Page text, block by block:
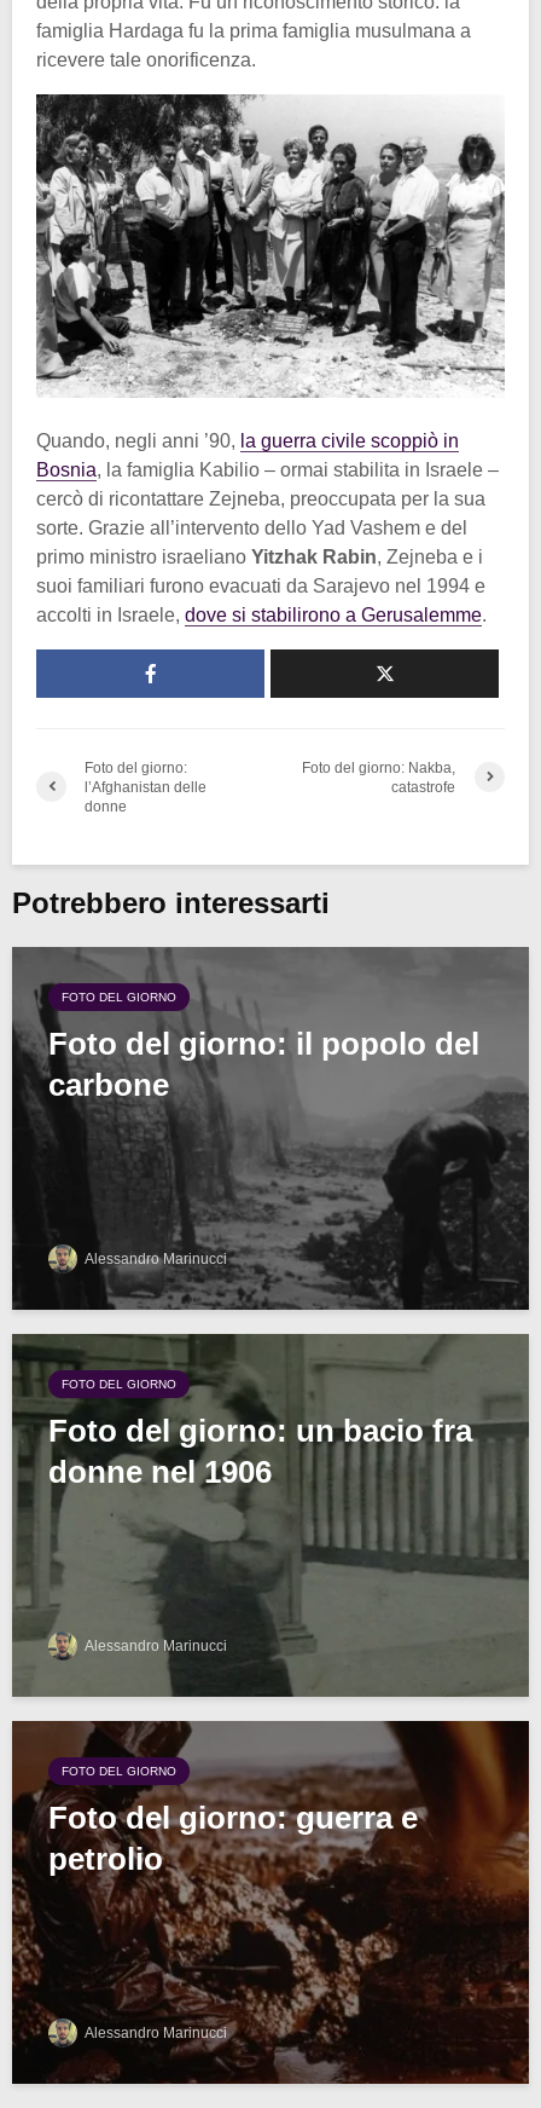
famiglia Hardaga fu la prima famiglia musulmana a
ricevere tale onorificenza.
Quando, negli anni ’90, la guerra civile scoppiò in
Bosnia, la famiglia Kabilio – ormai stabilita in Israele –
cercò di ricontattare Zejneba, preoccupata per la sua
sorte. Grazie all’intervento dello Yad Vashem e del
primo ministro israeliano Yitzhak Rabin, Zejneba e i
suoi familiari furono evacuati da Sarajevo nel 1994 e
accolti in Israele, dove si stabilirono a Gerusalemme.
Foto del giorno:
l’Afghanistan delle
donne
Foto del giorno: Nakba,
catastrofe
Potrebbero interessarti
FOTO DEL GIORNO
Foto del giorno: il popolo del
carbone
Alessandro Marinucci
FOTO DEL GIORNO
Foto del giorno: un bacio fra
donne nel 1906
Alessandro Marinucci
FOTO DEL GIORNO
Foto del giorno: guerra e
petrolio
Alessandro Marinucci